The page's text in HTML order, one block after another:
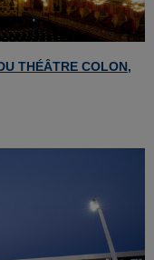
THÉÂTRE COLON,